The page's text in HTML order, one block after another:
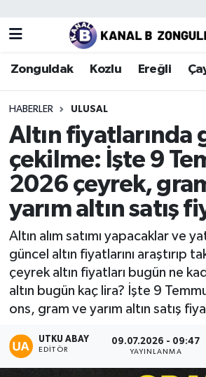
Zonguldak Kozlu Ereğli
HABERLER ULUSAL
Altın fiyatlarında
çekilme: İşte 9
2026 çeyrek,
yarım altın satış
Altın alım satımı yapacaklar ve
güncel altın fiyatlarını araştırıp
çeyrek altın fiyatları bugün ne
altın bugün kaç lira? İşte 9
ons, gram ve yarım altın satış
UTKU ABAY
EDITÖR
09.07.2026 - 09:47
YAYINLANMA
Zonguldak
Kozlu
Ereğli
Çaycuma
Alaplı
Devrek
Gökçebey
Karabük
Zonguldak Nöbetçi Eczaneler
Zonguldak Hava Durumu
Zonguldak Trafik Yoğunluk
Puan Durumu ve Fikstür
Tüm Manşetler
Son Dakika Haberleri
Haber Arşivi